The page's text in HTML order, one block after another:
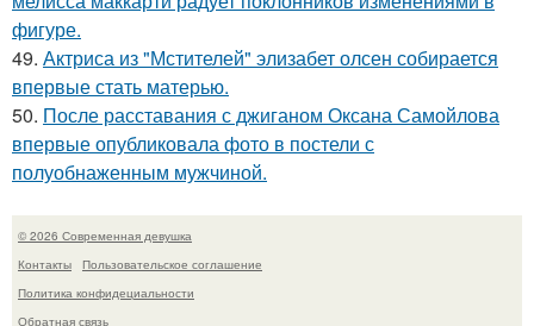
фигуре.
49. Актриса из "Мстителей" элизабет олсен собирается
впервые стать матерью.
50. После расставания с джиганом Оксана Самойлова
впервые опубликовала фото в постели с
полуобнаженным мужчиной.
© 2026 Современная девушка
Контакты
Пользовательское соглашение
Политика конфидециальности
Обратная связь